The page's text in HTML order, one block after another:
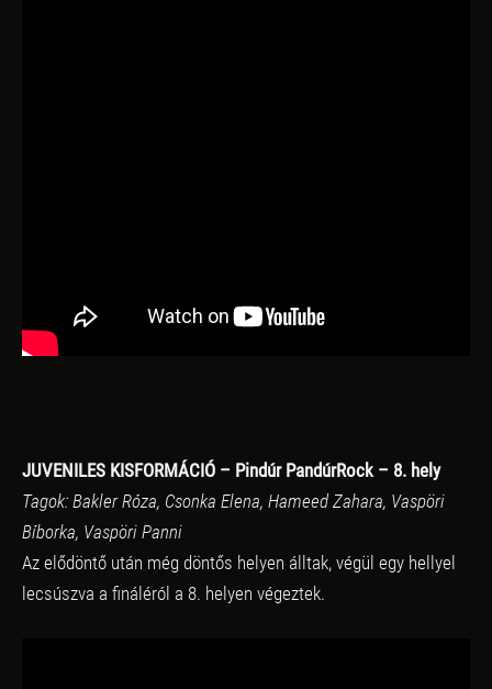
JUVENILES KISFORMÁCIÓ – Pindúr PandúrRock – 8. hely
Tagok: Bakler Róza, Csonka Elena, Hameed Zahara, Vaspöri
Bíborka, Vaspöri Panni
Az elődöntő után még döntős helyen álltak, végül egy hellyel
lecsúszva a fináléról a 8. helyen végeztek.